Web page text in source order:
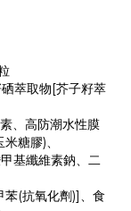
萃取物[芥子籽萃
、高防潮水性膜
糖膠)、
基纖維素鈉、二
苯(抗氧化劑)]、食